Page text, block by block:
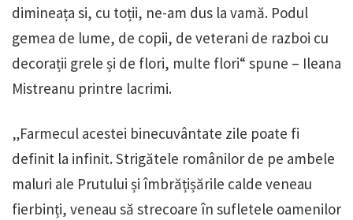
dimineața si, cu toții, ne-am dus la vamă. Podul
gemea de lume, de copii, de veterani de razboi cu
decorații grele și de flori, multe flori“ spune – Ileana
Mistreanu printre lacrimi.
„Farmecul acestei binecuvântate zile poate fi
definit la infinit. Strigătele românilor de pe ambele
maluri ale Prutului și îmbrățișările calde veneau
fierbinți, veneau să strecoare în sufletele oamenilor